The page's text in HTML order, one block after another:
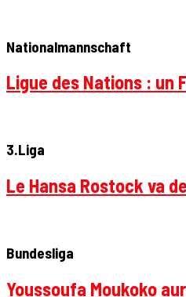
Nationalmannschaft
Ligue des Nations : un
3.Liga
Le Hansa Rostock va
Bundesliga
Youssoufa Moukoko